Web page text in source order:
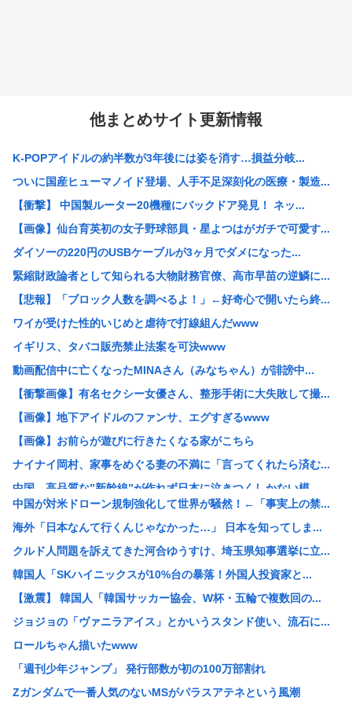
他まとめサイト更新情報
K-POPアイドルの約半数が3年後には姿を消す…損益分岐...
ついに国産ヒューマノイド登場、人手不足深刻化の医療・製造...
【衝撃】 中国製ルーター20機種にバックドア発見！ ネッ...
【画像】仙台育英初の女子野球部員・星よつはがガチで可愛す...
ダイソーの220円のUSBケーブルが3ヶ月でダメになった...
緊縮財政論者として知られる大物財務官僚、高市早苗の逆鱗に...
【悲報】「ブロック人数を調べるよ！」←好奇心で開いたら終...
ワイが受けた性的いじめと虐待で打線組んだwww
イギリス、タバコ販売禁止法案を可決www
動画配信中に亡くなったMINAさん（みなちゃん）が誹謗中...
【衝撃画像】有名セクシー女優さん、整形手術に大失敗して撮...
【画像】地下アイドルのファンサ、エグすぎるwww
【画像】お前らが遊びに行きたくなる家がこちら
ナイナイ岡村、家事をめぐる妻の不満に「言ってくれたら済む...
中国、高品質な”新幹線”が作れず日本に泣きつくしかない模...
高2生徒の家に侵入し、わいせつ 高2男子を逮捕
中国「大洪水！」三峡ダム「大雨で増水（台風直撃前」中国ダ...
高市早苗「消費税減税の財源は今から考える」
【戦後最長】日本、なんと74ヶ月連続で景気回復していた‥...
【画像】わんぱく日焼け女子中学生さん、発育が良すぎて「女...
【衝撃】ワイ「豆腐、150g×2丁で250円か…高いけど...
檜山沙耶こと「おさや」、第一子妊娠を発表
例の自殺配信、ウッキウキでXに拡散されまくるwww
【正論】今の20代「タモリっておもしろくないじゃん。笑っ...
中国が対米ドローン規制強化して世界が騒然！←「事実上の禁...
海外「日本なんて行くんじゃなかった…」 日本を知ってしま...
クルド人問題を訴えてきた河合ゆうすけ、埼玉県知事選挙に立...
韓国人「SKハイニックスが10%台の暴落！外国人投資家と...
【激震】 韓国人「韓国サッカー協会、W杯・五輪で複数回の...
ジョジョの「ヴァニラアイス」とかいうスタンド使い、流石に...
ロールちゃん描いたwww
「週刊少年ジャンプ」 発行部数が初の100万部割れ
Zガンダムで一番人気のないMSがパラスアテネという風潮